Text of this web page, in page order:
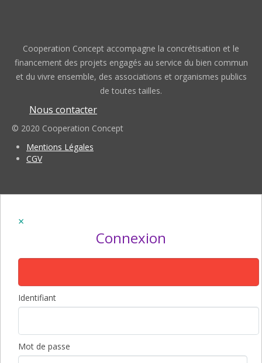
Cooperation Concept accompagne la concrétisation et le
financement des projets engagés au service du bien commun
et du vivre ensemble, des associations et organismes publics
de toutes tailles.
Nous contacter
© 2020 Cooperation Concept
Mentions Légales
CGV
Connexion
Identifiant
Mot de passe